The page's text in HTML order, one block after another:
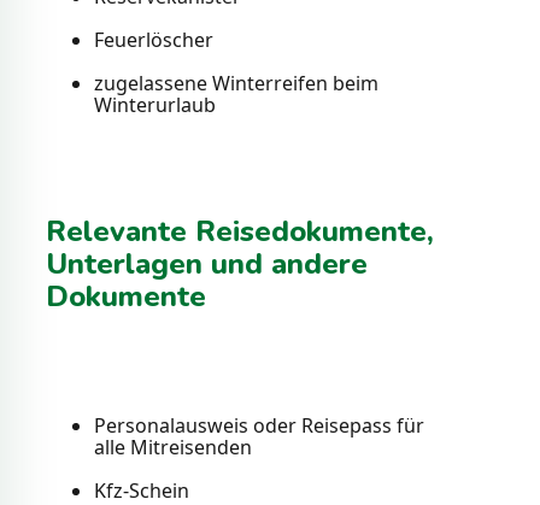
Feuerlöscher
zugelassene Winterreifen beim
Winterurlaub
Relevante Reisedokumente,
Unterlagen und andere
Dokumente
Personalausweis oder Reisepass für
alle Mitreisenden
Kfz-Schein